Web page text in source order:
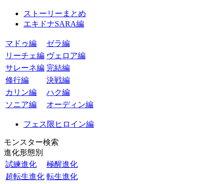
ストーリーまとめ
エキドナSARA編
マドゥ編
ゼラ編
リーチェ編 ヴェロア編
サレーネ編 完結編
修行編
決戦編
カリン編
ハク編
ソニア編
オーディン編
フェス限ヒロイン編
モンスター検索
進化形態別
試練進化
極醒進化
超転生進化 転生進化